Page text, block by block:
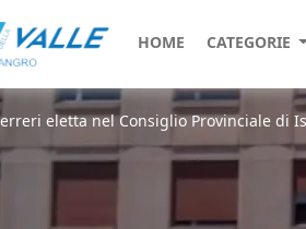
HOME CATEGORIE
eletta nel Consiglio Provinciale di